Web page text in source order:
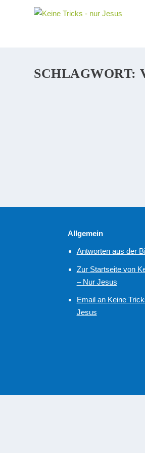
SCHLAGWORT:
Allgemein
Antworten aus der
Zur Startseite von
– Nur Jesus
Email an Keine
Jesus